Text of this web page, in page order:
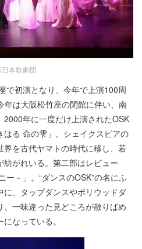
本歌劇団
で初演となり、今年で上演100周
年は大阪松竹座の閉館に伴い、南
年に一度だけ上演されたOSK
る 命の雫」。シェイクスピアの
界を古代ヤマトの時代に移し、若
紡がれいる。第二部はレビュー
ー－」。“ダンスのOSK”の名にふ
に、タップダンスやボリウッドダ
一味違った見どころが散りばめ
なっている。